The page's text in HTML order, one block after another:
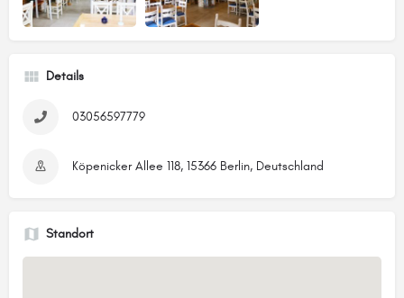
Details
03056597779
Köpenicker Allee 118, 15366 Berlin, Deutschland
Standort